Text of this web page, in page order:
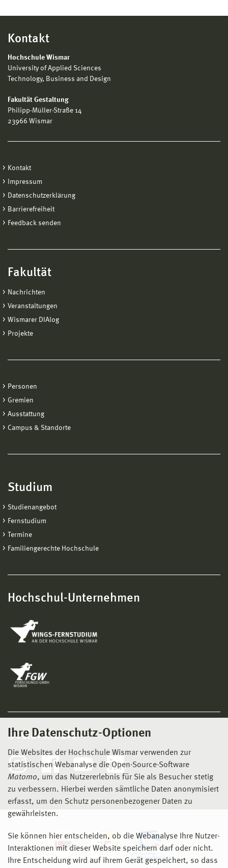
Ihre Datenschutz-Optionen
Die Websites der Hochschule Wismar verwenden zur
statistischen Webanalyse die Open-Source-Software
Matomo, um das Nutzererlebnis für Sie als Besucher stetig
zu verbessern. Hierbei werden sämtliche Daten anonymisiert
erfasst, um den Schutz personenbezogener Daten zu
gewährleisten.
Sie können hier entscheiden, ob die Webanalyse Ihre Nutzer-
Interaktionen mit dieser Website speichern darf oder nicht.
Ihre Entscheidung wird auf ihrem Gerät gespeichert, so dass
Kontakt
Hochschule Wismar
University of Applied Sciences
Technology, Business and Design
Fakultät Gestaltung
Philipp-Müller-Straße 14
23966 Wismar
Kontakt
Impressum
Datenschutzerklärung
Barrierefreiheit
Feedback senden
Fakultät
Nachrichten
Veranstaltungen
Wismarer DIAlog
Projekte
Personen
Gremien
Ausstattung
Campus & Standorte
Studium
Studienangebot
Fernstudium
Termine
Familiengerechte Hochschule
Hochschul-Unternehmen
Social Media